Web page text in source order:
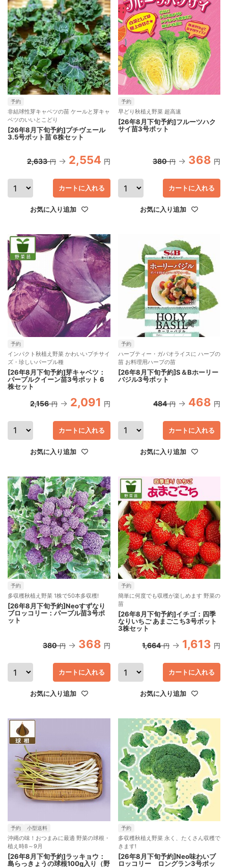
予約
非結球性芽キャベツの苗 ケールと芽キャ
ベツのいいとこどり
[26年8月下旬予約]プチヴェール
3.5号ポット苗 6株セット
2,633 円 2,554 円
お気に入り追加
カートに入れる
予約
早どり秋植え野菜 超高速
[26年8月下旬予約]フルーツハク
サイ苗3号ポット
380 円 368 円
お気に入り追加
カートに入れる
予約
インパクト秋植え野菜 かわいいプチサイ
ズ・珍しいパープル種
[26年8月下旬予約]芽キャベツ：
パープルクイーン苗3号ポット 6
株セット
2,156 円 2,091 円
お気に入り追加
カートに入れる
予約
ハーブティー・ガパオライスに ハーブの
苗 お料理用ハーブの苗
[26年8月下旬予約]S＆Bホーリー
バジル3号ポット
484 円 468 円
お気に入り追加
カートに入れる
予約
多収穫秋植え野菜 1株で50本多収穫!
[26年8月下旬予約]Neoすずなり
ブロッコリー：パープル苗3号ポ
ット
380 円 368 円
お気に入り追加
カートに入れる
予約
簡単に何度でも収穫が楽しめます 野菜の
苗
[26年8月下旬予約]イチゴ：四季
なりいちご あまごこち3号ポット
3株セット
1,664 円 1,613 円
お気に入り追加
カートに入れる
予約 小型送料
沖縄の味！おつまみに最適 野菜の球根・
植え時8～9月
[26年8月下旬予約]ラッキョウ：
島らっきょうの球根100g入り（野
予約
多収穫秋植え野菜 永く、たくさん収穫で
きます!
[26年8月下旬予約]Neo味わいブ
ロッコリー ロングラン3号ポッ